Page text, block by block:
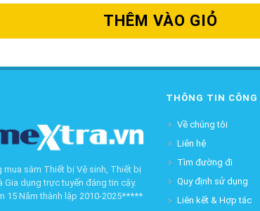
THÊM VÀO GIỎ
mua sắm Thiết bị Vệ sinh, Thiết bị
Gia dụng trực tuyến đáng tin cậy.
15 Năm thành lập 2010-2025*****
THÔNG TIN CÔNG
Về chúng tôi
Liên hệ
Tìm đường đi
Quy định sử dụng
Liên kết & Hợp tác